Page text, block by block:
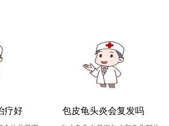
疗好 包皮龟头炎会复发吗